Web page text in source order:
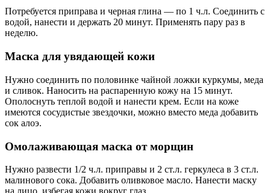
Потребуется приправа и черная глина — по 1 ч.л. Соединить с
водой, нанести и держать 20 минут. Применять пару раз в
неделю.
Маска для увядающей кожи
Нужно соединить по половинке чайной ложки куркумы, меда
и сливок. Наносить на распаренную кожу на 15 минут.
Ополоснуть теплой водой и нанести крем. Если на коже
имеются сосудистые звездочки, можно вместо меда добавить
сок алоэ.
Омолаживающая маска от морщин
Нужно развести 1/2 ч.л. приправы и 2 ст.л. геркулеса в 3 ст.л.
малинового сока. Добавить оливковое масло. Нанести маску